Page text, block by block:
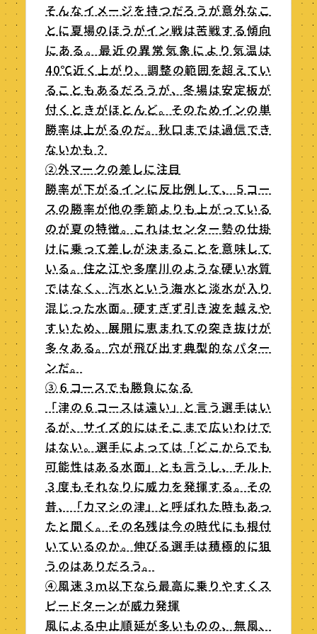
そんなイメージを持つだろうが意外なこ
とに夏場のほうがイン戦は苦戦する傾向
にある。最近の異常気象により気温は
40℃近く上がり、調整の範囲を超えてい
ることもあるだろうが、冬場は安定板が
付くときがほとんど。そのためインの単
勝率は上がるのだ。秋口までは過信でき
ないかも？
②外マークの差しに注目
勝率が下がるインに反比例して、５コー
スの勝率が他の季節よりも上がっている
のが夏の特徴。これはセンター勢の仕掛
けに乗って差しが決まることを意味して
いる。住之江や多摩川のような硬い水質
ではなく、汽水という海水と淡水が入り
混じった水面。硬すぎず引き波を越えや
すいため、展開に恵まれての突き抜けが
多々ある。穴が飛び出す典型的なパター
ンだ。
③６コースでも勝負になる
「津の６コースは遠い」と言う選手はい
るが、サイズ的にはそこまで広いわけで
はない。選手によっては「どこからでも
可能性はある水面」とも言うし、チルト
３度もそれなりに威力を発揮する。その
昔、「カマシの津」と呼ばれた時もあっ
たと聞く。その名残は今の時代にも根付
いているのか。伸びる選手は積極的に狙
うのはありだろう。
④風速３ｍ以下なら最高に乗りやすくス
ピードターンが威力発揮
風による中止順延が多いものの、無風、